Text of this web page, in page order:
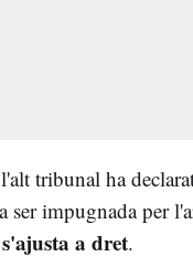
tribunal ha
ser impugnada per
a dret.